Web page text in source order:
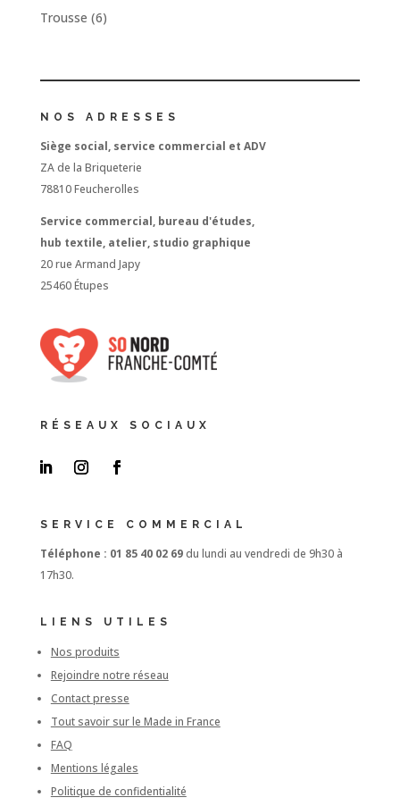
Trousse (6)
NOS ADRESSES
Siège social, service commercial et ADV
ZA de la Briqueterie
78810 Feucherolles
Service commercial, bureau d'études,
hub textile, atelier, studio graphique
20 rue Armand Japy
25460 Étupes
RÉSEAUX SOCIAUX
SERVICE COMMERCIAL
Téléphone : 01 85 40 02 69du lundi au vendredi de 9h30 à
17h30.
LIENS UTILES
Nos produits
Rejoindre notre réseau
Contact presse
Tout savoir sur le Made in France
FAQ
Mentions légales
Politique de confidentialité